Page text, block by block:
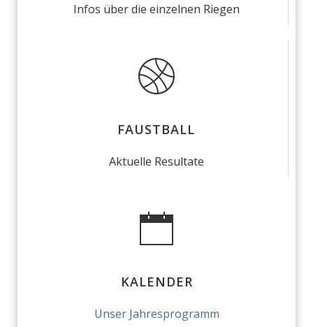
Infos über die einzelnen Riegen
FAUSTBALL
Aktuelle Resultate
KALENDER
Unser Jahresprogramm